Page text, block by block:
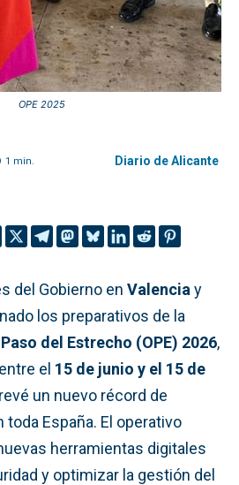
OPE 2025
1 min. Diario de Alicante
del Gobierno en Valencia y
los preparativos de la
del Estrecho (OPE) 2026,
el 15 de junio y el 15 de
un nuevo récord de
España. El operativo
herramientas digitales
y optimizar la gestión del